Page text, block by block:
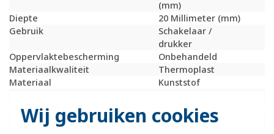
Wij gebruiken cookies
(mm)
Diepte
20 Millimeter (mm)
Gebruik
Schakelaar /
drukker
Oppervlaktebescherming
Onbehandeld
Materiaalkwaliteit
Thermoplast
Materiaal
Kunststof
Opdruk/indicatie
Symbool "pijlen"
Controlevenster/verlicht
Nee